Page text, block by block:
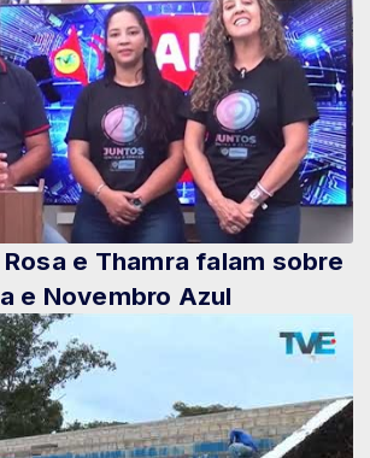
e Thamra falam sobre
e Novembro Azul